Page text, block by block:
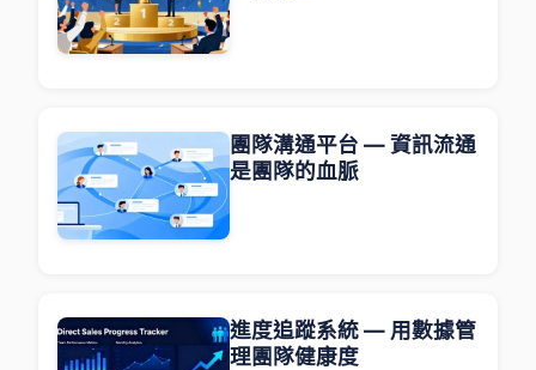
團隊溝通平台 — 資訊流通
是團隊的血脈
進度追蹤系統 — 用數據管
理團隊健康度